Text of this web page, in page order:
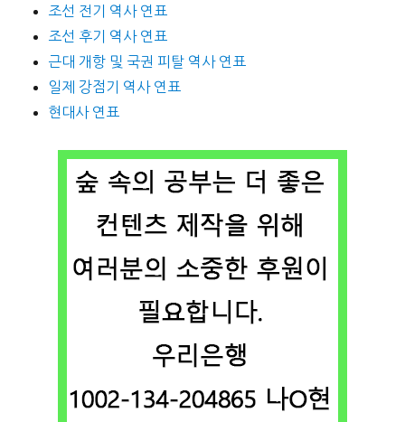
조선 전기 역사 연표
조선 후기 역사 연표
근대 개항 및 국권 피탈 역사 연표
일제 강점기 역사 연표
현대사 연표